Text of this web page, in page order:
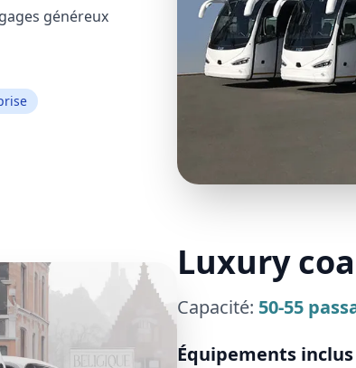
généreux
Luxury
Capacité: 50-55
Équipements inclus